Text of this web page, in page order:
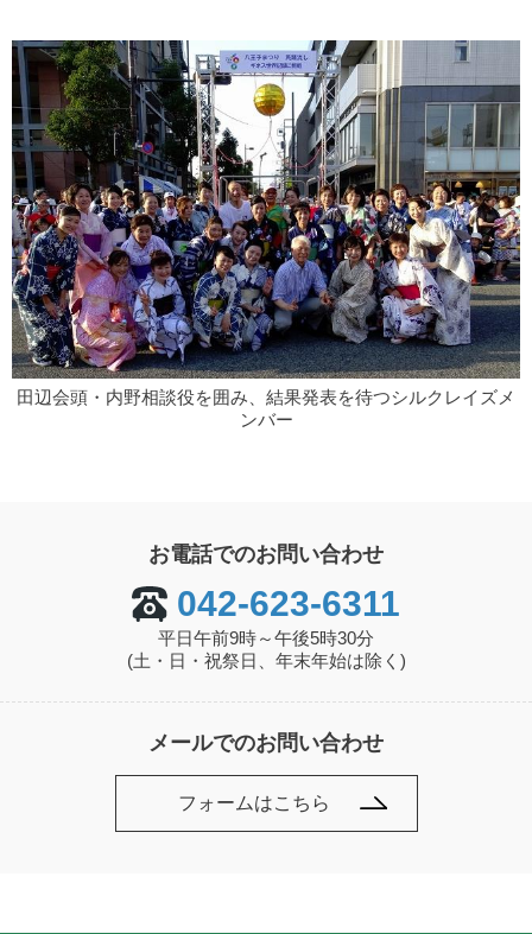
田辺会頭・内野相談役を囲み、結果発表を待つシルクレイズメ
ンバー
お電話でのお問い合わせ
042-623-6311
平日午前9時～午後5時30分
(土・日・祝祭日、年末年始は除く)
メールでのお問い合わせ
フォームはこちら